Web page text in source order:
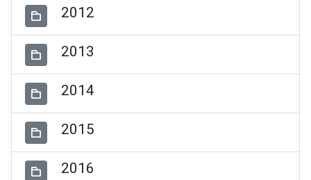
2012
2013
2014
2015
2016